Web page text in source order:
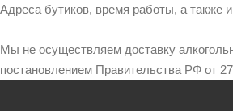
Адреса бутиков, время работы, а
Мы не осуществляем доставку
постановлением Правительства РФ от